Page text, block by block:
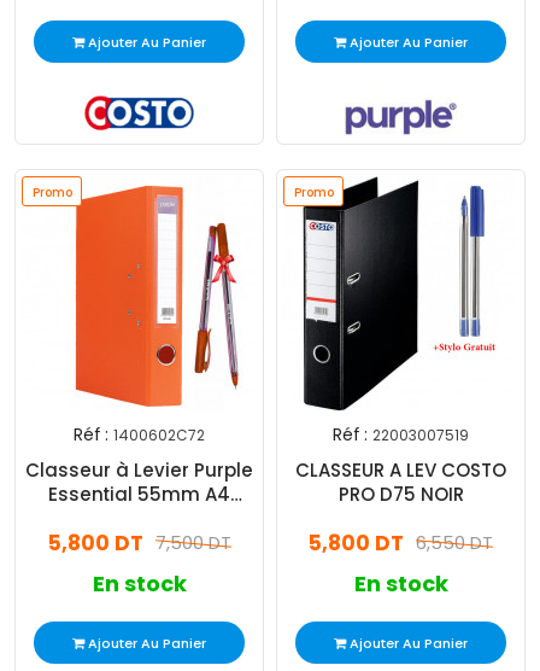
Ajouter Au Panier Ajouter Au Panier
Promo
Réf : 1400602C72
Classeur à Levier Purple
Essential 55mm A4
7,500 DT
5,800 DT
En stock
Ajouter Au Panier
Promo
Réf : 22003007519
CLASSEUR A LEV COSTO
PRO D75 NOIR
6,550 DT
5,800 DT
En stock
Ajouter Au Panier